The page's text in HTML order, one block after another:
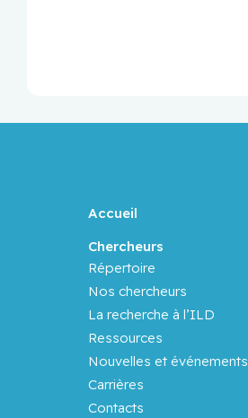
Accueil
Chercheurs
Répertoire
Nos chercheurs
La recherche à l’ILD
Ressources
Nouvelles et événements
Carrières
Contacts